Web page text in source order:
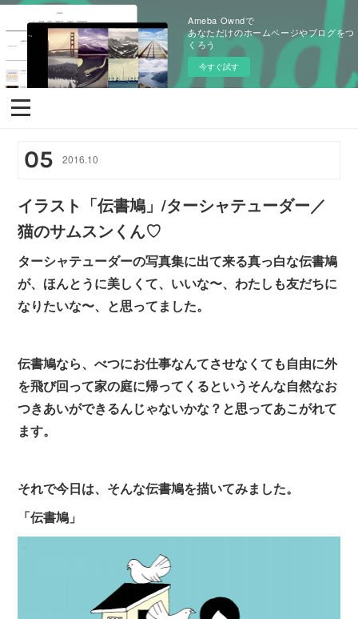
Ameba Owndで
あなただけのホームページやブログをつ
くろう
今すぐ試す
05 2016.10
イラスト「伝書鳩」/ターシャテューダー／
猫のサムスンくん♡
ターシャテューダーの写真集に出て来る真っ白な伝書鳩
が、ほんとうに美しくて、いいな〜、わたしも友だちに
なりたいな〜、と思ってました。
伝書鳩なら、べつにお仕事なんてさせなくても自由に外
を飛び回って家の庭に帰ってくるというそんな自然なお
つきあいができるんじゃないかな？と思ってあこがれて
ます。
それで今日は、そんな伝書鳩を描いてみました。
「伝書鳩」